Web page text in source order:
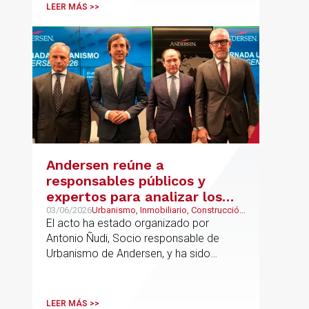
LEER MÁS >>
Andersen reúne a
responsables públicos y
expertos para analizar los
retos del urbanismo en
España
03/06/2026Urbanismo, Inmobiliario, Construcción
y Urbanismo
El acto ha estado organizado por
Antonio Ñudi, Socio responsable de
Urbanismo de Andersen, y ha sido
y Movilidad del Ayuntamiento de Madrid
LEER MÁS >>